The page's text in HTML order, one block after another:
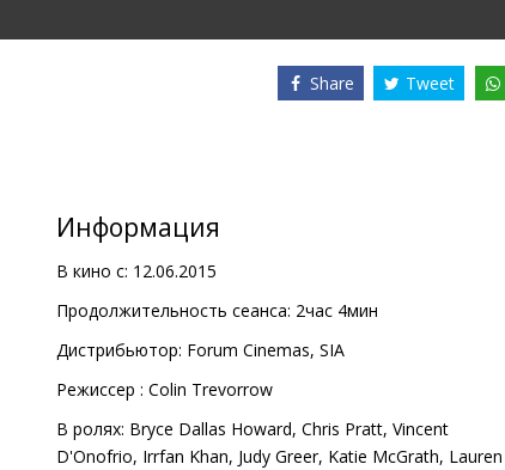
Share Tweet
Информация
В кино с: 12.06.2015
Продолжительность сеанса: 2час 4мин
Дистрибьютор: Forum Cinemas, SIA
Pежиссер : Colin Trevorrow
В ролях: Bryce Dallas Howard, Chris Pratt, Vincent
D'Onofrio, Irrfan Khan, Judy Greer, Katie McGrath, Lauren